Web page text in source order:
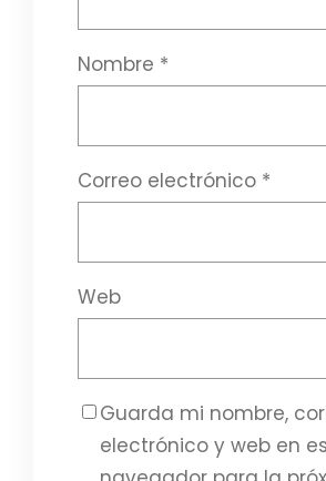
Nombre *
Correo electrónico *
Web
Guarda mi nombre,
electrónico y web en